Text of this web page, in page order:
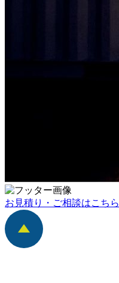
お見積り・ご相談はこちら